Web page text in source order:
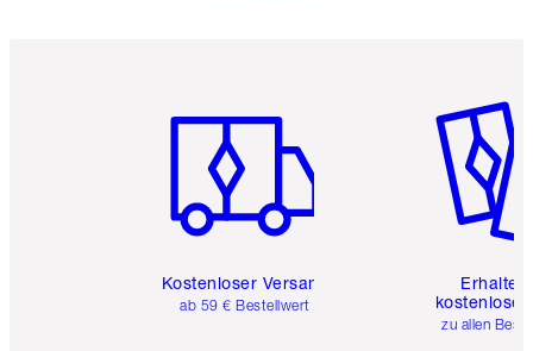
Kostenloser Versand
ab 59 € Bestellwert
Erhalte
kostenlose
zu allen